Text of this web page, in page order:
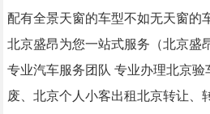
配有全景天窗的车型不如无天窗的
北京盛昂为您一站式服务（北京盛
专业汽车服务团队 专业办理北京验
废、北京个人小客出租北京转让、